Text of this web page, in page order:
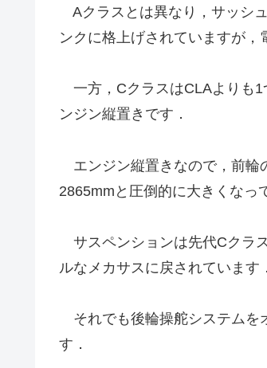
Aクラスとは異なり，サッシ
ンクに格上げされていますが，
一方，CクラスはCLAよりも1
ンジン縦置きです．
エンジン縦置きなので，前輪
2865mmと圧倒的に大きくなっ
サスペンションは先代Cクラ
ルなメカサスに戻されています．
それでも後輪操舵システムを
す．